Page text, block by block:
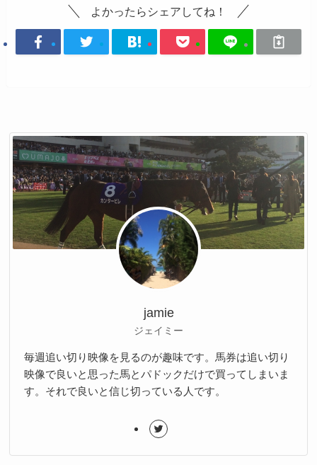
よかったらシェアしてね！
jamie
ジェイミー
毎週追い切り映像を見るのが趣味です。馬券は追い切り
映像で良いと思った馬とパドックだけで買ってしまいま
す。それで良いと信じ切っている人です。